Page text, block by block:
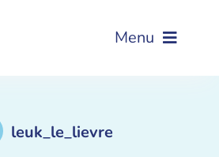
Menu
leuk_le_lievre